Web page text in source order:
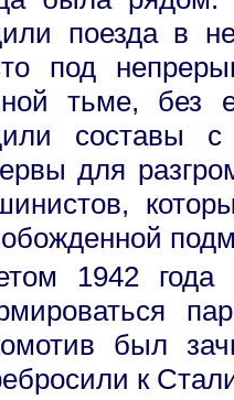
поезда в
под
тьме, без
составы с
для
1942 года
был
к